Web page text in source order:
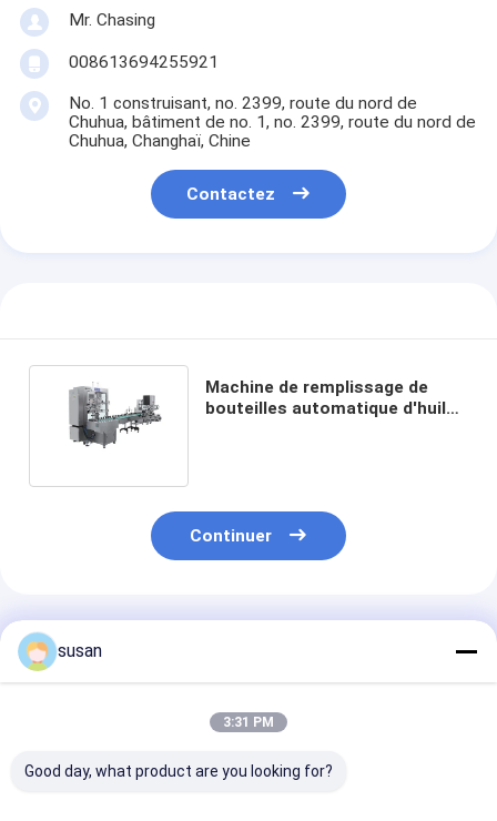
Mr. Chasing
008613694255921
No. 1 construisant, no. 2399, route du nord de
Chuhua, bâtiment de no. 1, no. 2399, route du nord de
Chuhua, Changhaï, Chine
Contactez
Machine de remplissage de
bouteilles automatique d'huile
Continuer
Produits Recommandés
susan
3:31 PM
Good day, what product are you looking for?